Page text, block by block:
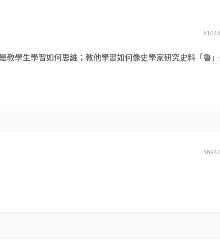
教學生學習如何思維；教他學習如何像史學家研究史料「魯